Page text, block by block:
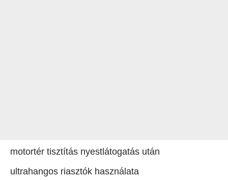
motortér tisztítás nyestlátogatás után
ultrahangos riasztók használata